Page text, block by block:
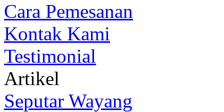
Cara Pemesanan
Kontak Kami
Testimonial
Artikel
Seputar Wayang